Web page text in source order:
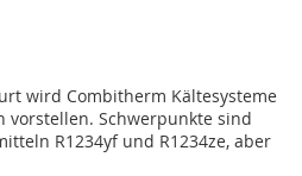
wird Combitherm Kältesysteme
Schwerpunkte sind
R1234yf und R1234ze, aber